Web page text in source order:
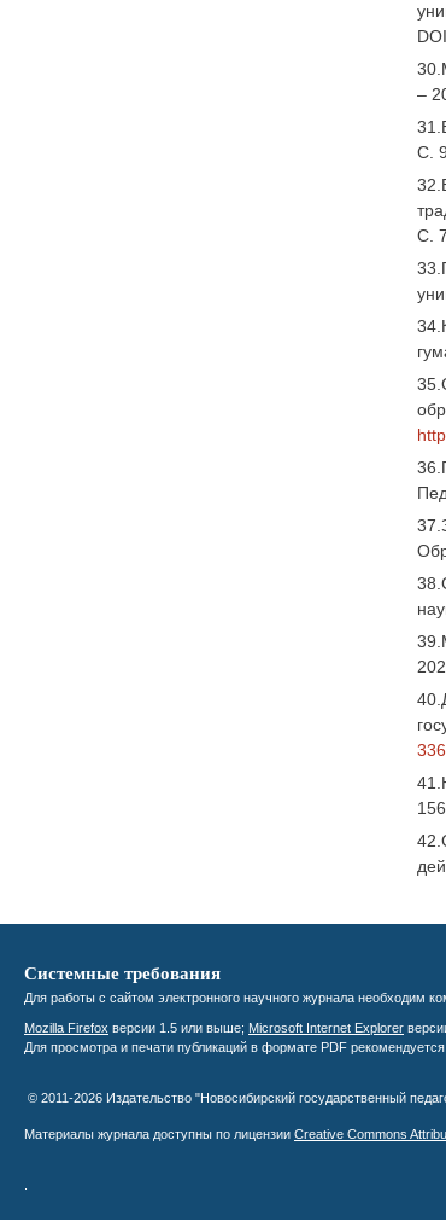
–
С.
С.
Системные требования
Для работы с сайтом электронного научного журнала необходим
Mozilla Firefox версии 1.5 или выше; Microsoft Internet Explorer
Для просмотра и печати публикаций в формате PDF
© 2011-2026 Издательство "Новосибирский государственный
Материалы журнала доступны по лицензии Creative Commons